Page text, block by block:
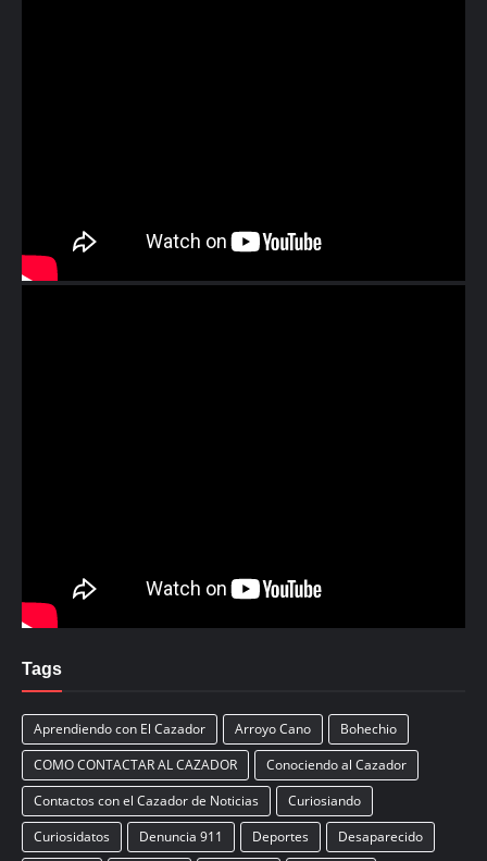
Tags
Aprendiendo con El Cazador Arroyo Cano
Bohechio
COMO CONTACTAR AL CAZADOR
Conociendo al Cazador
Contactos con el Cazador de Noticias
Curiosiando
Curiosidatos
Denuncia 911 Deportes
Desaparecido